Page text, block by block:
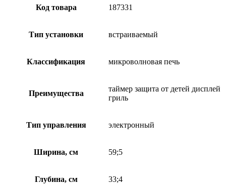
Код товара 187331
Тип установки встраиваемый
Классификация микроволновая печь
Преимущества
таймер защита от детей дисплей
гриль
Тип управления электронный
Ширина, см 59;5
Глубина, см 33;4